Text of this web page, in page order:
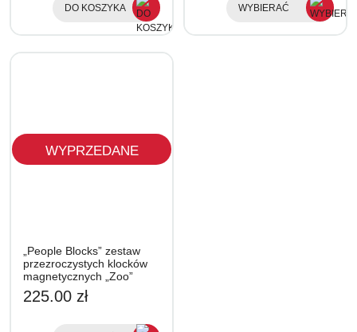
DO KOSZYKA WYBIERAĆ
WYPRZEDANE
„People Blocks” zestaw
przezroczystych klocków
magnetycznych „Zoo”
225.00 zł